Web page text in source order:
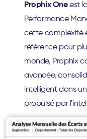
Prophix Oneest
Performance
cette complexité
référence pour
monde, Prophix
avancée,
intelligent dans
propulsé par